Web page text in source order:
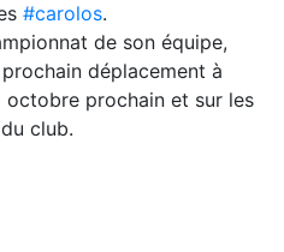
#carolos.
de son équipe,
déplacement à
octobre prochain et sur les
club.